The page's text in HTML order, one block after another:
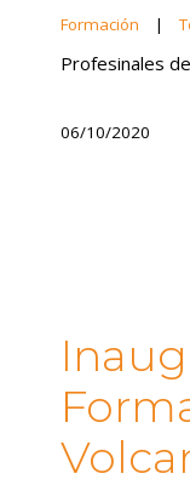
Formación |
Profesinales
06/10/2020